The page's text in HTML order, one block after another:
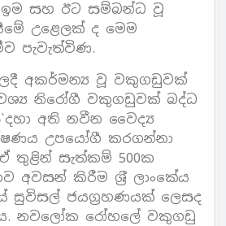
සහ ඊට සම්බන්ධ වූ
උළෙලක් ද මෙම
පැවැත්විණ.
අකර්මන්‍ය වූ වකුගඩුවක්
නිරෝගී වකුගඩුවක් බද්ධ
අති නවීන වෛද්‍ය
උපයෝගී කරගන්නා
තුළින් සැත්කම් 500ක
අවසන් කිරීම ශ‍්‍රී ලාංකේය
සුවිසල් ජයග‍්‍රහණයක් ලෙසද
නවලෝක රෝහලේ වකුගඩු